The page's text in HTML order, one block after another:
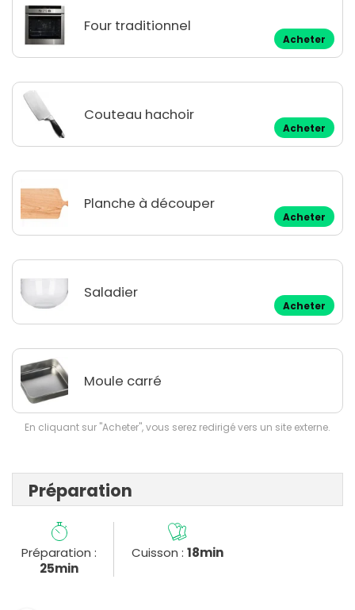
Four traditionnel
Acheter
Couteau hachoir
Acheter
Planche à découper
Acheter
Saladier
Acheter
Moule carré
En cliquant sur "Acheter", vous serez redirigé vers un site externe.
Préparation
Préparation :
25min
Cuisson : 18min